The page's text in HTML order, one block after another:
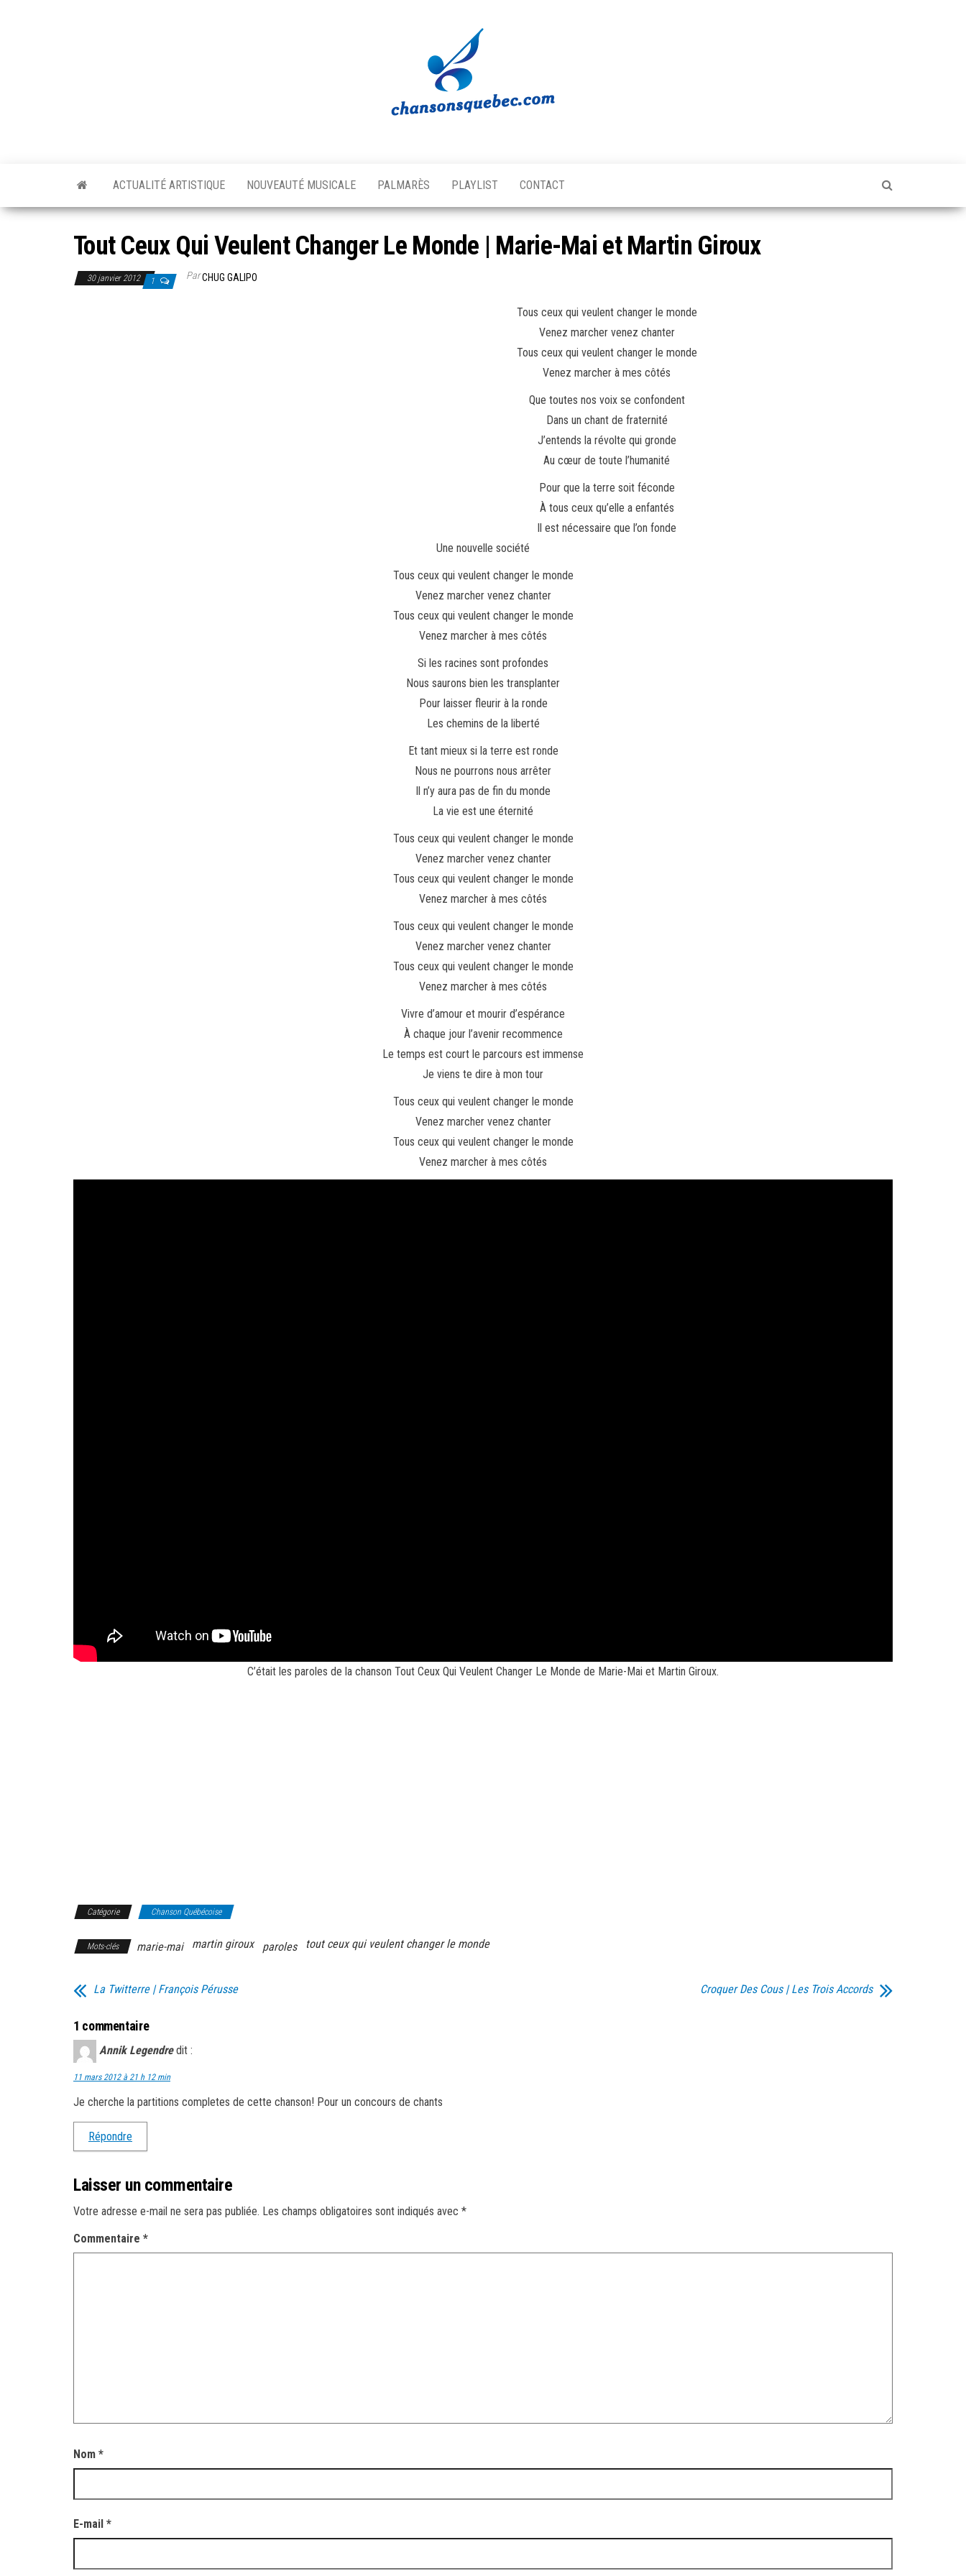
Québec
musicale
québécoise!
ACTUALITÉ ARTISTIQUE NOUVEAUTÉ MUSICALE PALMARÈS PLAYLIST CONTACT
Tout Ceux Qui Veulent Changer Le Monde | Marie-Mai et Martin Giroux
30 janvier 2012 1 ParCHUG GALIPO
Tous ceux qui veulent changer le monde
Venez marcher venez chanter
Tous ceux qui veulent changer le monde
Venez marcher à mes côtés
Que toutes nos voix se confondent
Dans un chant de fraternité
J’entends la révolte qui gronde
Au cœur de toute l’humanité
Pour que la terre soit féconde
À tous ceux qu’elle a enfantés
Il est nécessaire que l’on fonde
Une nouvelle société
Tous ceux qui veulent changer le monde
Venez marcher venez chanter
Tous ceux qui veulent changer le monde
Venez marcher à mes côtés
Si les racines sont profondes
Nous saurons bien les transplanter
Pour laisser fleurir à la ronde
Les chemins de la liberté
Et tant mieux si la terre est ronde
Nous ne pourrons nous arrêter
Il n’y aura pas de fin du monde
La vie est une éternité
Tous ceux qui veulent changer le monde
Venez marcher venez chanter
Tous ceux qui veulent changer le monde
Venez marcher à mes côtés
Tous ceux qui veulent changer le monde
Venez marcher venez chanter
Tous ceux qui veulent changer le monde
Venez marcher à mes côtés
Vivre d’amour et mourir d’espérance
À chaque jour l’avenir recommence
Le temps est court le parcours est immense
Je viens te dire à mon tour
Tous ceux qui veulent changer le monde
Venez marcher venez chanter
Tous ceux qui veulent changer le monde
Venez marcher à mes côtés
C’était les paroles de la chanson Tout Ceux Qui Veulent Changer Le Monde de Marie-Mai et Martin Giroux.
Catégorie Chanson Québécoise
Mots-clés marie-mai martin giroux paroles tout ceux qui veulent changer le monde
La Twitterre | François Pérusse Croquer Des Cous | Les Trois Accords
1 commentaire
Annik Legendre dit :
11 mars 2012 à 21 h 12 min
Je cherche la partitions completes de cette chanson! Pour un concours de chants
Répondre
Laisser un commentaire
Votre adresse e-mail ne sera pas publiée. Les champs obligatoires sont indiqués avec *
Commentaire *
Nom *
E-mail *